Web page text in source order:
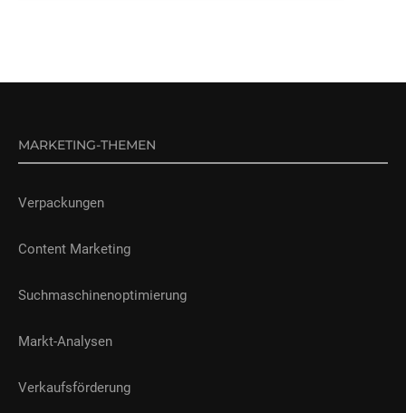
MARKETING-THEMEN
Verpackungen
Content Marketing
Suchmaschinenoptimierung
Markt-Analysen
Verkaufsförderung